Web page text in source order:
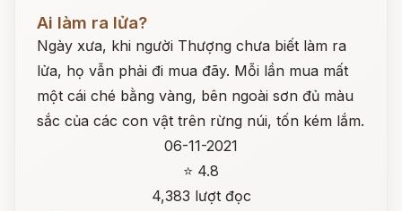
Ai làm ra lửa?
Ngày xưa, khi người Thượng chưa biết làm ra
lửa, họ vẫn phải đi mua đãy. Mỗi lần mua mất
một cái ché bằng vàng, bên ngoài sơn đủ màu
sắc của các con vật trên rừng núi, tốn kém lắm.
06-11-2021
⭐ 4.8
4,383 lượt đọc